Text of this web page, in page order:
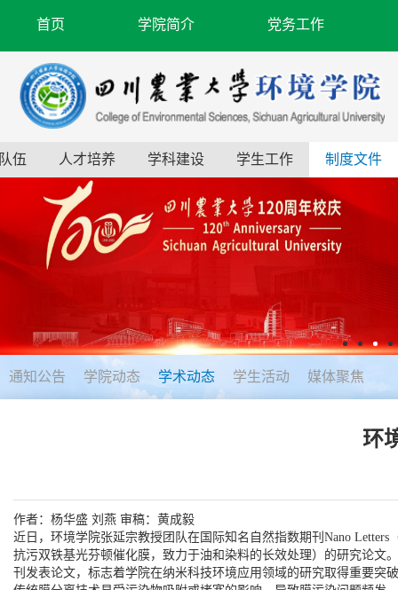
首页 学院简介 党务工作
伍 人才培养 学科建设 学生工作 制度文件
通知公告 学院动态 学术动态 学生活动 媒体聚焦
环
作者：杨华盛 刘燕 审稿：黄成毅
近日，环境学院张延宗教授团队在国际知名自然指数期刊 Nano Letters
抗污双铁基光芬顿催化膜，致力于油和染料的长效处理）的研究论文
刊发表论文，标志着学院在纳米科技环境应用领域的研究取得重要突